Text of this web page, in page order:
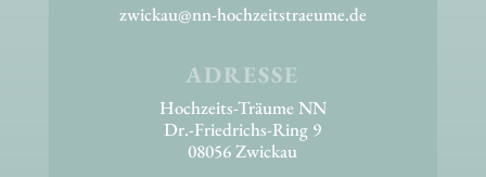
zwickau@nn-hochzeitstraeume.de
ADRESSE
Hochzeits-Träume NN
Dr.-Friedrichs-Ring 9
08056 Zwickau